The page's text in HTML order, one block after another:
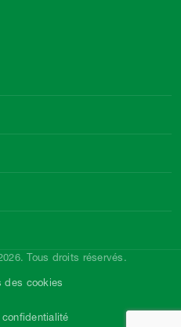
Tous droits réservés.
des cookies